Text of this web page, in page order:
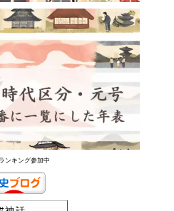
ンキング参加中